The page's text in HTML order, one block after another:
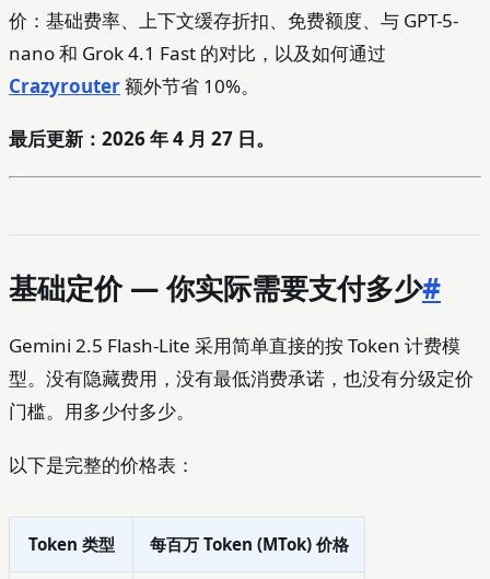
价：基础费率、上下文缓存折扣、免费额度、与 GPT-5-
nano 和 Grok 4.1 Fast 的对比，以及如何通过
Crazyrouter额外节省 10%。
最后更新：2026 年 4 月 27 日。
基础定价 — 你实际需要支付多少#
Gemini 2.5 Flash-Lite 采用简单直接的按 Token 计费模
型。没有隐藏费用，没有最低消费承诺，也没有分级定价
门槛。用多少付多少。
以下是完整的价格表：
Token 类型 每百万 Token (MTok) 价格